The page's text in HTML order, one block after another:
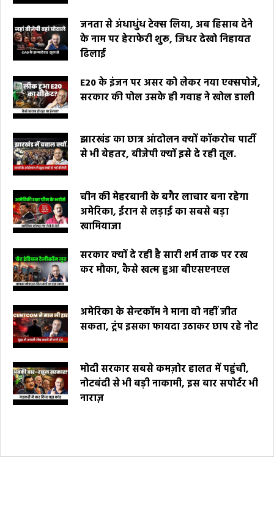
जनता से अंधाधुंध टेक्स लिया, अब हिसाब देने
के नाम पर हेराफेरी शुरू, जिधर देखो निहायत
ढिलाई
E20 के इंजन पर असर को लेकर नया एक्सपोजे,
सरकार की पोल उसके ही गवाह ने खोल डाली
झारखंड का छात्र आंदोलन क्यों कॉकरोच पार्टी
से भी बेहतर, बीजेपी क्यों इसे दे रही तूल.
चीन की मेहरबानी के बगैर लाचार बना रहेगा
अमेरिका, ईरान से लड़ाई का सबसे बड़ा
खामियाजा
सरकार क्यों दे रही है सारी शर्म ताक पर रख
कर मौका, कैसे खत्म हुआ बीएसएनएल
अमेरिका के सेन्टकॉम ने माना वो नहीं जीत
सकता, ट्रंप इसका फायदा उठाकर छाप रहे नोट
मोदी सरकार सबसे कमज़ोर हालत में पहुंची,
नोटबंदी से भी बड़ी नाकामी, इस बार सपोर्टर भी
नाराज़